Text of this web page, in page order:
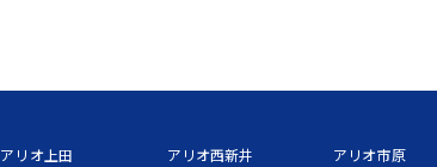
アリオ上田
アリオ西新井
アリオ市原